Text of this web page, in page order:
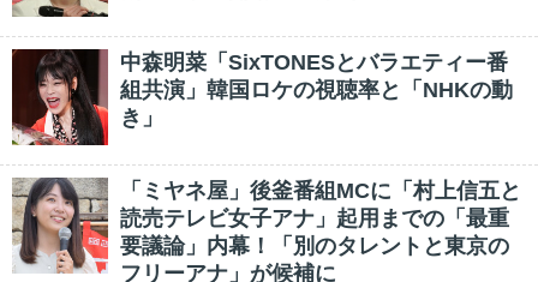
中森明菜「SixTONESとバラエティー番
組共演」韓国ロケの視聴率と「NHKの動
き」
「ミヤネ屋」後釜番組MCに「村上信五と
読売テレビ女子アナ」起用までの「最重
要議論」内幕！「別のタレントと東京の
フリーアナ」が候補に